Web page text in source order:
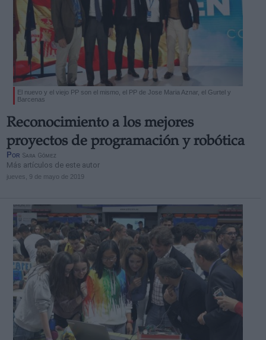
El nuevo y el viejo PP son el mismo, el PP de Jose Maria Aznar, el Gurtel y
Barcenas
Reconocimiento a los mejores
proyectos de programación y robótica
Por Sara Gómez
Más artículos de este autor
jueves, 9 de mayo de 2019